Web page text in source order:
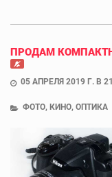
ПРОДАМ
05 АПРЕЛЯ 2019 Г. В
ФОТО, КИНО, ОПТИКА